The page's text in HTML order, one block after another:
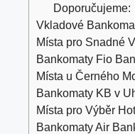
Doporučujeme:
Vkladové
Místa pro Snadné
Bankomaty Fio
Místa u Černého
Bankomaty KB v
Místa pro Výběr
Bankomaty Air